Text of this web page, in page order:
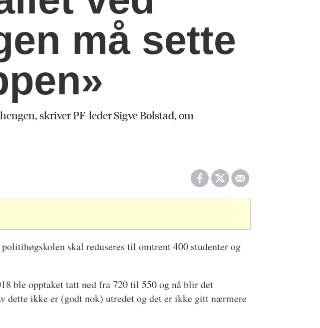
må sette
skriver PF-leder Sigve Bolstad, om
skal reduseres til omtrent 400 studenter og
ble opptaket tatt ned fra 720 til 550 og nå blir det
dette ikke er (godt nok) utredet og det er ikke gitt nærmere